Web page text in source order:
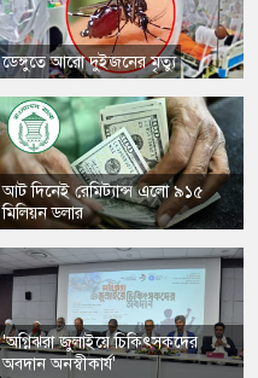
​ডেঙ্গুতে আরো দুইজনের মৃত্যু
​আট দিনেই রেমিট্যান্স এলো ৯১৫
মিলিয়ন ডলার
'অগ্নিঝরা জুলাইয়ে চিকিৎসকদের
অবদান অনস্বীকার্য'